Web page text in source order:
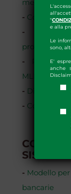
"
e alla
Le
sono,
E'
anche
mercato -
- Contratto
-
-
MLF
-
-
- Modello
bancarie